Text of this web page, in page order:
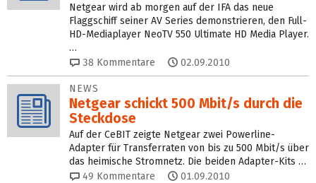
Netgear wird ab morgen auf der IFA das neue
Flaggschiff seiner AV Series demonstrieren, den Full-
HD-Mediaplayer NeoTV 550 Ultimate HD Media Player.
…
38 Kommentare 02.09.2010
NEWS
Netgear schickt 500 Mbit/s durch die
Steckdose
Auf der CeBIT zeigte Netgear zwei Powerline-
Adapter für Transferraten von bis zu 500 Mbit/s über
das heimische Stromnetz. Die beiden Adapter-Kits …
49 Kommentare 01.09.2010